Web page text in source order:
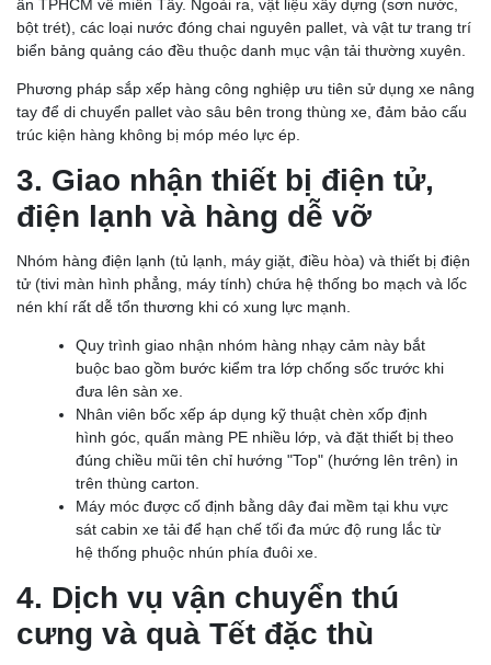
ấn TPHCM về miền Tây. Ngoài ra, vật liệu xây dựng (sơn nước,
bột trét), các loại nước đóng chai nguyên pallet, và vật tư trang trí
biển bảng quảng cáo đều thuộc danh mục vận tải thường xuyên.
Phương pháp sắp xếp hàng công nghiệp ưu tiên sử dụng xe nâng
tay để di chuyển pallet vào sâu bên trong thùng xe, đảm bảo cấu
trúc kiện hàng không bị móp méo lực ép.
3. Giao nhận thiết bị điện tử,
điện lạnh và hàng dễ vỡ
Nhóm hàng điện lạnh (tủ lạnh, máy giặt, điều hòa) và thiết bị điện
tử (tivi màn hình phẳng, máy tính) chứa hệ thống bo mạch và lốc
nén khí rất dễ tổn thương khi có xung lực mạnh.
Quy trình giao nhận nhóm hàng nhạy cảm này bắt
buộc bao gồm bước kiểm tra lớp chống sốc trước khi
đưa lên sàn xe.
Nhân viên bốc xếp áp dụng kỹ thuật chèn xốp định
hình góc, quấn màng PE nhiều lớp, và đặt thiết bị theo
đúng chiều mũi tên chỉ hướng "Top" (hướng lên trên) in
trên thùng carton.
Máy móc được cố định bằng dây đai mềm tại khu vực
sát cabin xe tải để hạn chế tối đa mức độ rung lắc từ
hệ thống phuộc nhún phía đuôi xe.
4. Dịch vụ vận chuyển thú
cưng và quà Tết đặc thù